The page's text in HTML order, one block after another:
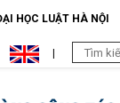
HỌC LUẬT HÀ NỘI